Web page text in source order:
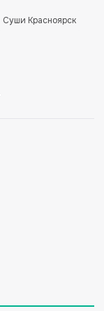
Суши Красноярск